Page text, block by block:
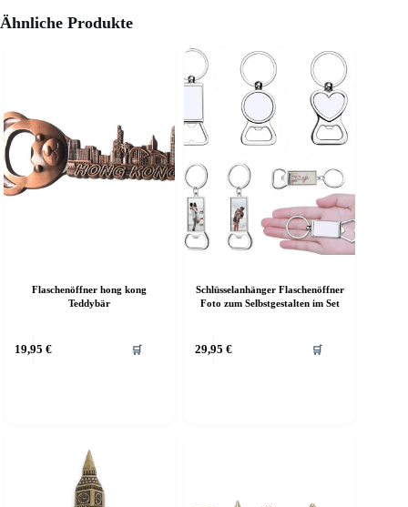
Ähnliche Produkte
Flaschenöffner hong kong
Teddybär
19,95 € 🛒
Schlüsselanhänger Flaschenöffner
Foto zum Selbstgestalten im Set
29,95 € 🛒
Produkt